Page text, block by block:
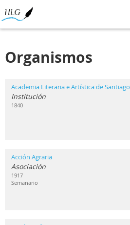
Organismos
Academia Literaria e Artística de Santiago
Institución
1840
Acción Agraria
Asociación
1917
Semanario